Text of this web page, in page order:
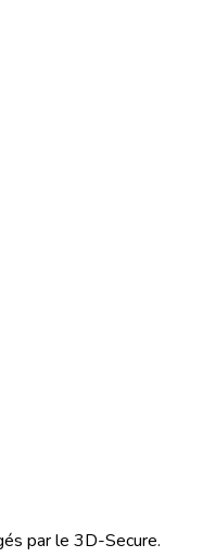
par le 3D-Secure.